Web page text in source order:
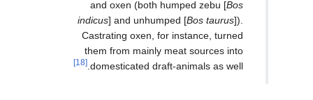
and oxen (both humped zebu [Bos
indicus] and unhumped [Bos taurus]).
Castrating oxen, for instance, turned
them from mainly meat sources into
domesticated draft-animals as well.
[18]